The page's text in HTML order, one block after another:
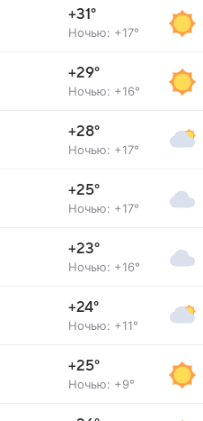
+31°
Ночью: +17°
+29°
Ночью: +16°
+28°
Ночью: +17°
+25°
Ночью: +17°
+23°
Ночью: +16°
+24°
Ночью: +11°
+25°
Ночью: +9°